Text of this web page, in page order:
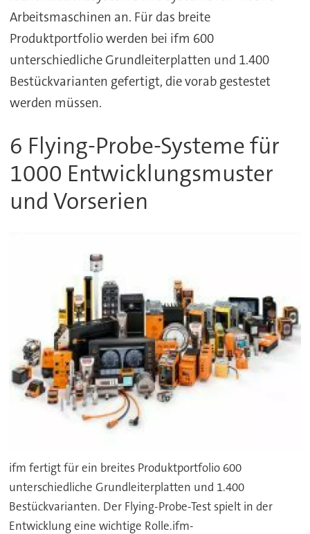
Arbeitsmaschinen an. Für das breite
Produktportfolio werden bei ifm 600
unterschiedliche Grundleiterplatten und 1.400
Bestückvarianten gefertigt, die vorab gestestet
werden müssen.
6 Flying-Probe-Systeme für
1000 Entwicklungsmuster
und Vorserien
ifm fertigt für ein breites Produktportfolio 600
unterschiedliche Grundleiterplatten und 1.400
Bestückvarianten. Der Flying-Probe-Test spielt in der
Entwicklung eine wichtige Rolle.ifm-